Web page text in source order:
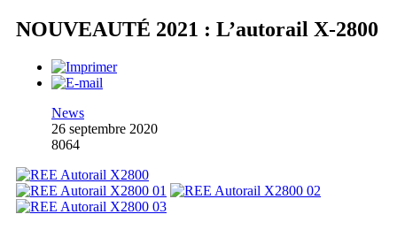
NOUVEAUTÉ 2021 : L’autorail X-2800
News
26 septembre 2020
8064